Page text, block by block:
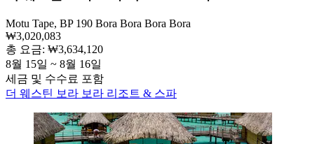
Motu Tape, BP 190 Bora Bora Bora Bora
₩3,020,083
총 요금: ₩3,634,120
8월 15일 ~ 8월 16일
세금 및 수수료 포함
더 웨스틴 보라 보라 리조트 & 스파